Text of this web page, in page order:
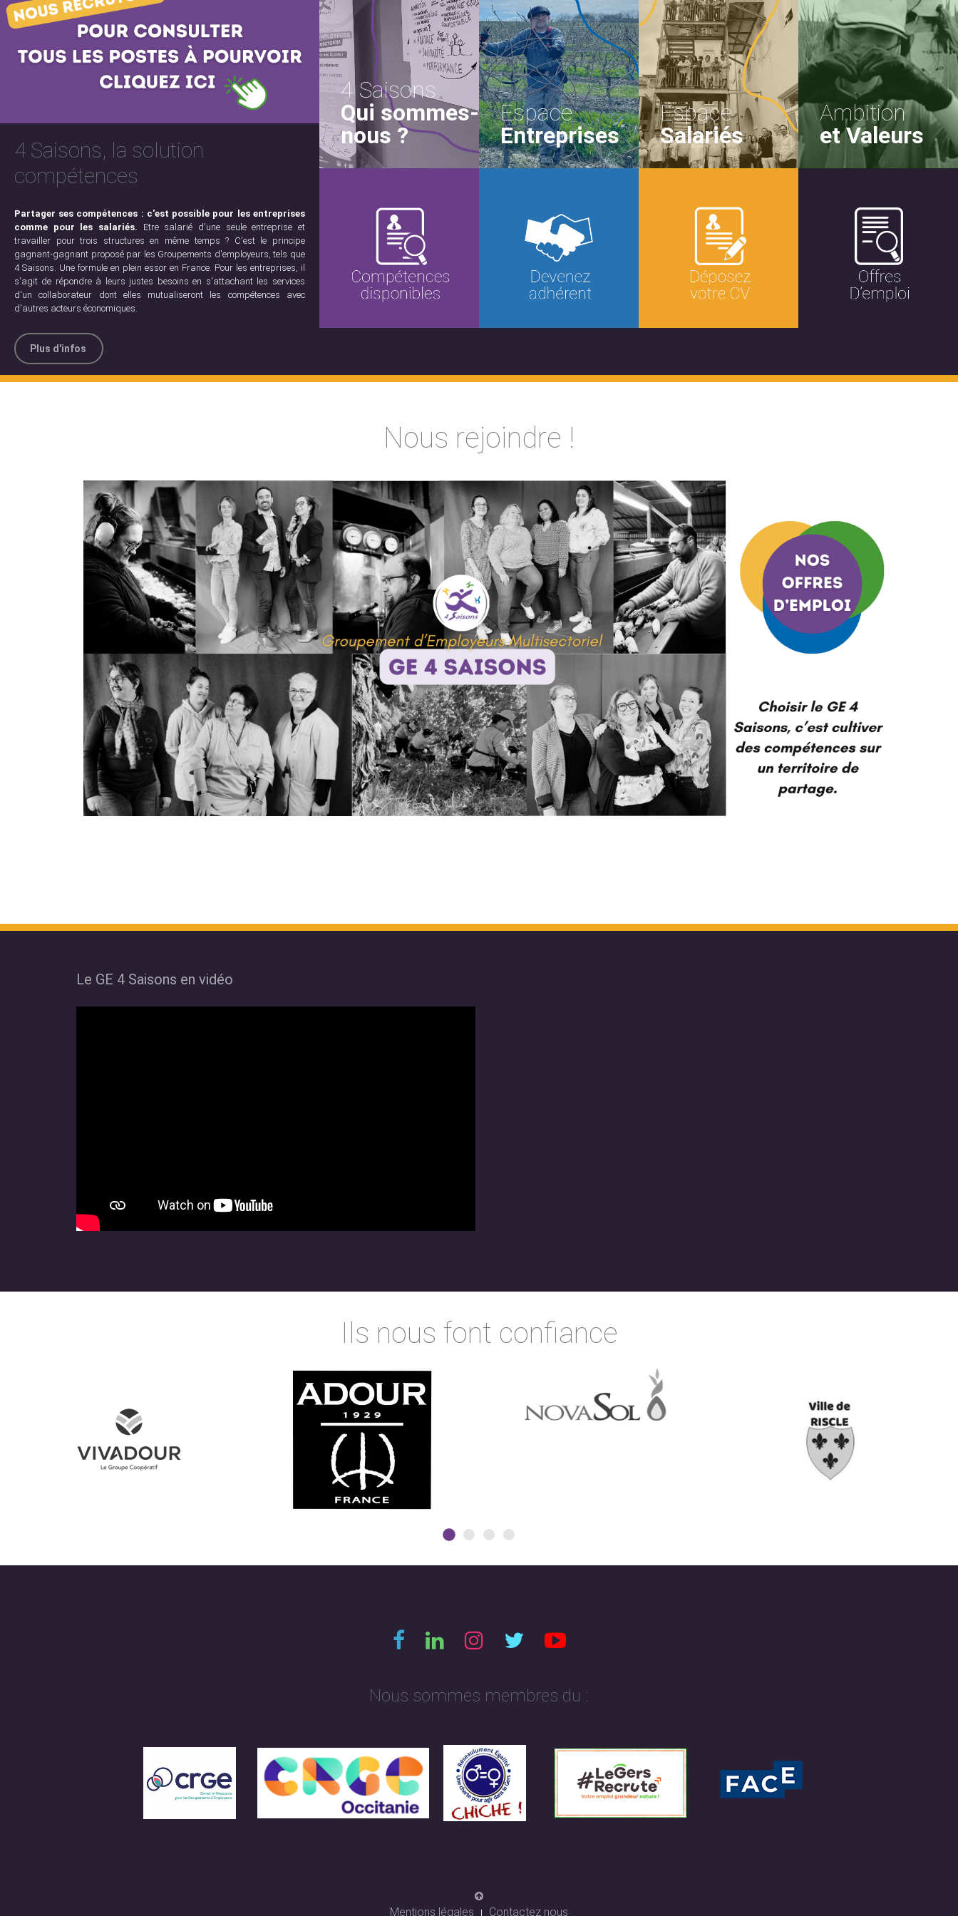
4 Saisons, la solution
compétences
Partager ses compétences : c'est possible pour les entreprises
comme pour les salariés. Etre salarié d'une seule entreprise et
travailler pour trois structures en même temps ? C'est le principe
gagnant-gagnant proposé par les Groupements d'employeurs, tels que
4 Saisons. Une formule en plein essor en France. Pour les entreprises, il
s'agit de répondre à leurs justes besoins en s'attachant les services
d'un collaborateur dont elles mutualiseront les compétences avec
d'autres acteurs économiques.
Plus d'infos
4 Saisons
Qui sommes-
nous ?
Espace
Entreprises
Espace
Salariés
Ambition
et Valeurs
Nous rejoindre !
Le GE 4 Saisons en vidéo
Ils nous font confiance
Nous sommes membres du :
Mentions légales Contactez nous